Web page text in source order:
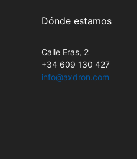
Dónde estamos
Calle Eras, 2
+34 609 130 427
info@axdron.com